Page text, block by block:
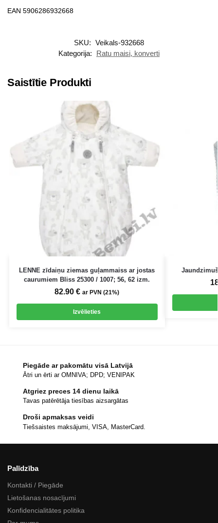
EAN 5906286932668
SKU: Veikals-932668
Kategorija:
Ratu maisi, konverti
Saistītie Produkti
LENNE zīdaiņu ziemas guļammaiss ar jostas
caurumiem Bliss 25300 / 1007; 56, 62 izm.
82.90€ ar PVN (21%)
Izvēlieties
Piegāde ar pakomātu visā Latvijā
Ātri un ērti ar OMNIVA; DPD; VENIPAK
Atgriez preces 14 dienu laikā
Tavas patērētāja tiesības aizsargātas
Droši apmaksas veidi
Tiešsaistes maksājumi, VISA, MasterCard.
Palīdzība
Kontakti / Piegāde
Lietošanas nosacījumi
Konfidencialitātes politika